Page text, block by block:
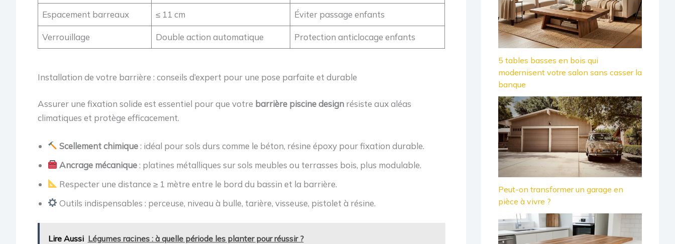
Espacement barreaux ≤ 11 cm Éviter passage enfants
Verrouillage Double action automatique Protection anticlocage enfants
Installation de votre barrière : conseils d’expert pour une pose parfaite et durable
Assurer une fixation solide est essentiel pour que votre barrière piscine designrésiste aux aléas
climatiques et protège efficacement.
Scellement chimique: idéal pour sols durs comme le béton, résine époxy pour fixation durable.
Ancrage mécanique: platines métalliques sur sols meubles ou terrasses bois, plus modulable.
Respecter une distance ≥ 1 mètre entre le bord du bassin et la barrière.
Outils indispensables : perceuse, niveau à bulle, tarière, visseuse, pistolet à résine.
Lire Aussi Légumes racines : à quelle période les planter pour réussir ?
5 tables basses en bois qui
modernisent votre salon sans casser la
banque
Peut-on transformer un garage en
pièce à vivre ?